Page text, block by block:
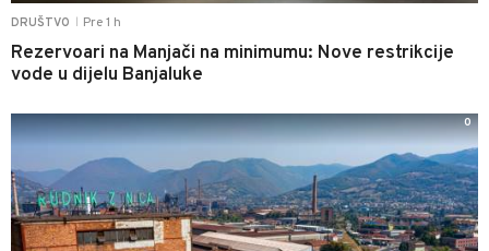
DRUŠTVO Pre 1 h
Rezervoari na Manjači na minimumu: Nove restrikcije
vode u dijelu Banjaluke
0